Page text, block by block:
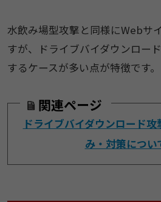
水飲み場型攻撃と同様にWebサ
すが、ドライブバイダウンロー
するケースが多い点が特徴です。
関連ページ
ドライブバイダウンロード
み・対策につい